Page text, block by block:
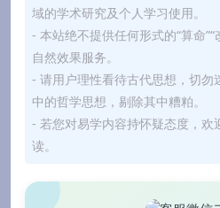
域的学术研究及个人学习使用。
- 本站绝不提供任何形式的“算命”“
自然效果服务。
- 请用户理性看待古代思想，切勿
中的哲学思想，剔除其中糟粕。
- 若您对易学内容持怀疑态度，欢
读。